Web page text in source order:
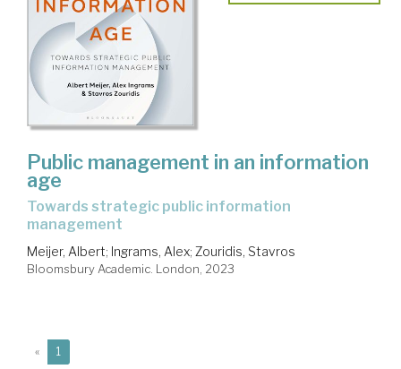
Public management in an information
age
towards strategic public information
management
Meijer, Albert; Ingrams, Alex; Zouridis, Stavros
Bloomsbury Academic. London, 2023
« 1